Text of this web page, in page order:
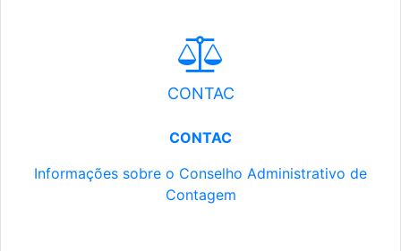
CONTAC
CONTAC
Informações sobre o Conselho Administrativo de
Contagem